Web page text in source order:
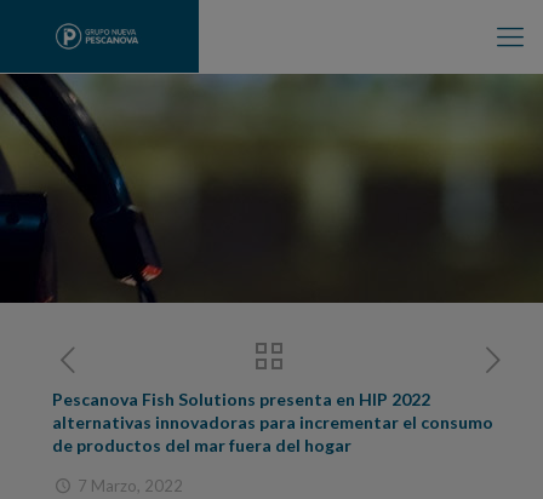
Pescanova Fish Solutions presenta en HIP 2022
alternativas innovadoras para incrementar el consumo
de productos del mar fuera del hogar
7 Marzo, 2022